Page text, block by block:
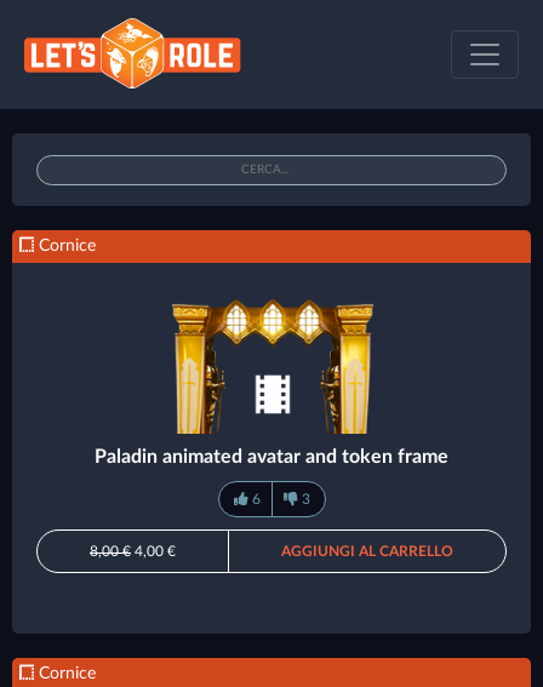
Cornice
Paladin animated avatar and token frame
6 3
8,00 € 4,00 € AGGIUNGI AL CARRELLO
Cornice